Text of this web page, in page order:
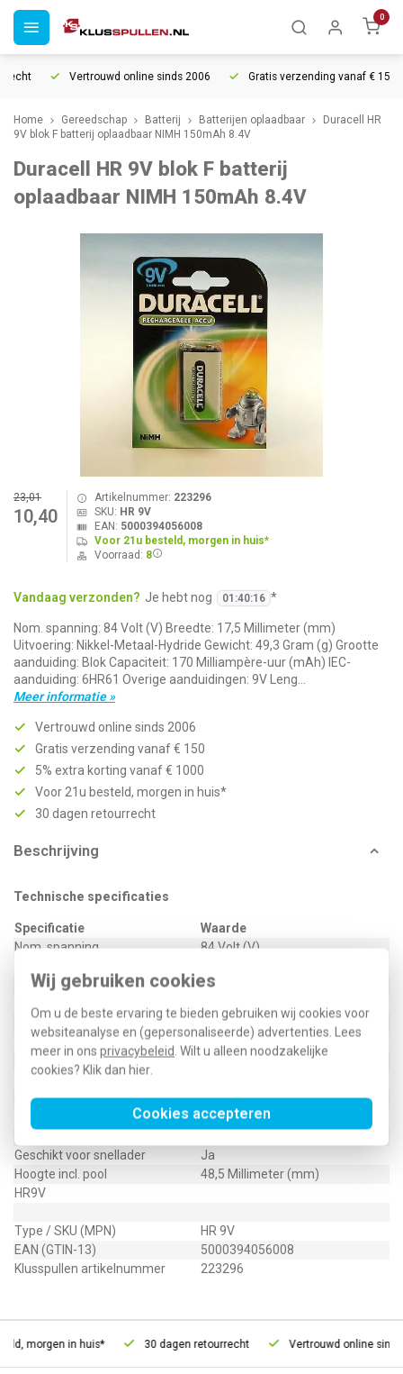
Wij gebruiken cookies
Om u de beste ervaring te bieden gebruiken wij cookies voor
websiteanalyse en (gepersonaliseerde) advertenties. Lees
meer in ons privacybeleid. Wilt u alleen noodzakelijke
cookies? Klik dan hier.
Cookies accepteren
0
Vertrouwd online sinds 2006 Gratis verzending vanaf € 150
Home Gereedschap Batterij Batterijen oplaadbaar
Duracell HR
9V blok F batterij oplaadbaar NIMH 150mAh 8.4V
Duracell HR 9V blok F batterij
oplaadbaar NIMH 150mAh 8.4V
23,01
10,40
Artikelnummer: 223296
SKU: HR 9V
EAN: 5000394056008
Voor 21u besteld, morgen in huis*
Voorraad: 8
Vandaag verzonden? Je hebt nog 01 :40:16 *
Nom. spanning: 84 Volt (V) Breedte: 17,5 Millimeter (mm)
Uitvoering: Nikkel-Metaal-Hydride Gewicht: 49,3 Gram (g) Grootte
aanduiding: Blok Capaciteit: 170 Milliampère-uur (mAh) IEC-
aanduiding: 6HR61 Overige aanduidingen: 9V Leng...
Meer informatie »
Vertrouwd online sinds 2006
Gratis verzending vanaf € 150
5% extra korting vanaf € 1000
Voor 21u besteld, morgen in huis*
30 dagen retourrecht
Beschrijving
Technische specificaties
Specificatie
Waarde
Nom. spanning
84 Volt (V)
Uitvoering
Nikkel-Metaal-Hydride
Grootte aanduiding
Blok
Capaciteit
170 Milliampère-uur (mAh)
IEC-aanduiding
6HR61
Overige aanduidingen
Lengte
26,5 Millimeter (mm)
Explosieveilige toepassing
Nee
Geschikt voor snellader
Ja
Hoogte incl. pool
48,5 Millimeter (mm)
HR9V
Type / SKU (MPN)
HR 9V
EAN (GTIN-13)
5000394056008
Klusspullen artikelnummer
223296
morgen in huis* 30 dagen retourrecht Vertrouwd online sinds